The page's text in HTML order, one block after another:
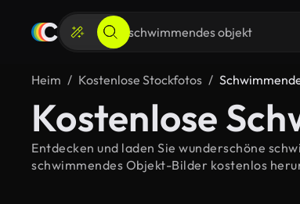
Heim Kostenlose Stockfotos
Kostenlose
Entdecken und laden Sie wunderschöne
schwimmendes Objekt-Bilder kostenlos